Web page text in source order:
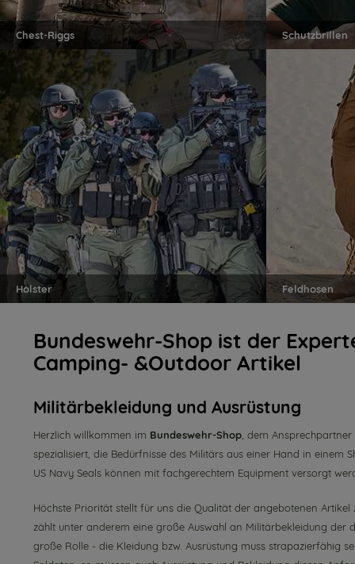
Chest-Riggs Schutzbrillen
Holster Feldhosen
Bundeswehr-Shop ist der
Camping- &Outdoor Artikel
Militärbekleidung und Ausrüstung
Herzlich willkommen im Bundeswehr-Shop , dem
spezialisiert, die Bedürfnisse des Militärs aus einer Hand in einem
US Navy Seals können mit fachgerechtem Equipment versorgt
Höchste Priorität stellt für uns die Qualität der angebotenen
zählt unter anderem eine große Auswahl an Militärbekleidung der
große Rolle - die Kleidung bzw. Ausrüstung muss strapazierfähig